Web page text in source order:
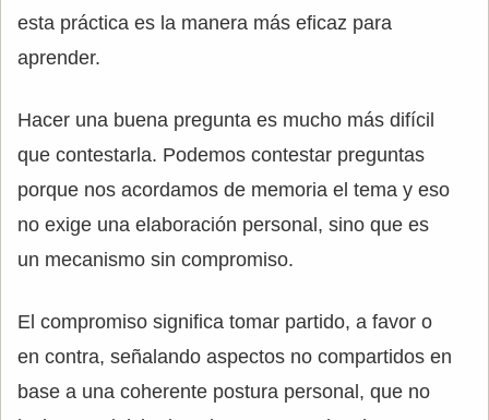
esta práctica es la manera más eficaz para
aprender.
Hacer una buena pregunta es mucho más difícil
que contestarla. Podemos contestar preguntas
porque nos acordamos de memoria el tema y eso
no exige una elaboración personal, sino que es
un mecanismo sin compromiso.
El compromiso significa tomar partido, a favor o
en contra, señalando aspectos no compartidos en
base a una coherente postura personal, que no